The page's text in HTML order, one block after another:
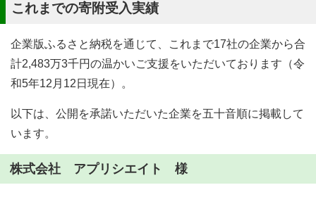
これまでの寄附受入実績
企業版ふるさと納税を通じて、これまで17社の企業から合
計2,483万3千円の温かいご支援をいただいております（令
和5年12月12日現在）。
以下は、公開を承諾いただいた企業を五十音順に掲載して
います。
株式会社 アプリシエイト 様